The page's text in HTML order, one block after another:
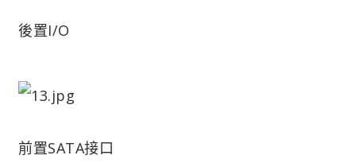
後置I/O
前置SATA接口